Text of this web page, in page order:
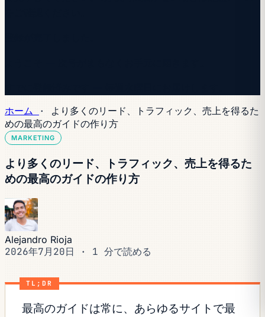
ホーム ·
より多くのリード、トラフィック、売上を得るた
めの最高のガイドの作り方
MARKETING
より多くのリード、トラフィック、売上を得るた
めの最高のガイドの作り方
Alejandro Rioja
2026年7月20日 · 1 分で読める
TL;DR
最高のガイドは常に、あらゆるサイトで最